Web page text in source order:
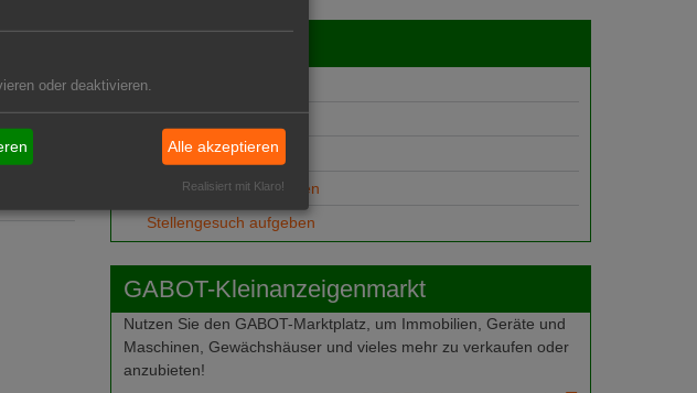
und
Job-Angebote
Job-Gesuche
Ausbildungsplätze
Stellenanzeige aufgeben
Stellengesuch aufgeben
GABOT-Kleinanzeigenmarkt
Nutzen Sie den GABOT-Marktplatz, um Immobilien, Geräte und
Maschinen, Gewächshäuser und vieles mehr zu verkaufen oder
anzubieten!
oder deaktivieren.
Alle akzeptieren
Realisiert mit Klaro!